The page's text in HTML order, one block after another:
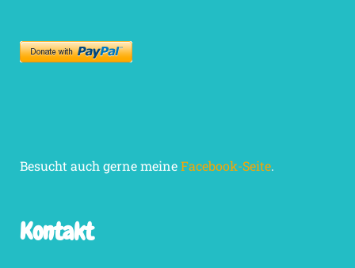
Besucht auch gerne meineFacebook-Seite.
Kontakt